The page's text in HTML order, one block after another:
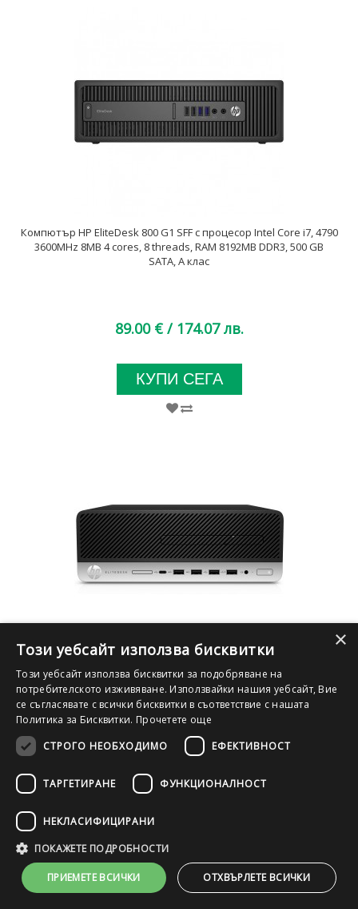
Компютър HP EliteDesk 800 G1 SFF с процесор Intel Core i7, 4790
3600MHz 8MB 4 cores, 8 threads, RAM 8192MB DDR3, 500 GB
SATA, A клас
89.00 € / 174.07 лв.
КУПИ СЕГА
DDR4
Компютър HP EliteDesk 705 G4 SFF с процесор AMD Ryzen 3
PRO 2200G 3500MHz 4MB, RAM 8GB DDR4, A клас
82.00 €/ 160.38 лв.
КУПИ СЕГА
×
Този уебсайт използва бисквитки
Този уебсайт използва бисквитки за подобряване на
потребителското изживяване. Използвайки нашия уебсайт, Вие
се съгласявате с всички бисквитки в съответствие с нашата
Политика за Бисквитки. Прочетете още
СТРОГО НЕОБХОДИМО
ЕФЕКТИВНОСТ
ТАРГЕТИРАНЕ ФУНКЦИОНАЛНОСТ
НЕКЛАСИФИЦИРАНИ
ПОКАЖЕТЕ ПОДРОБНОСТИ
ПРИЕМЕТЕ ВСИЧКИ ОТХВЪРЛЕТЕ ВСИЧКИ